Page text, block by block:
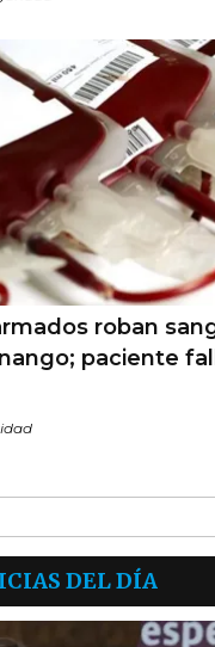
roban
paciente
DEL DÍA